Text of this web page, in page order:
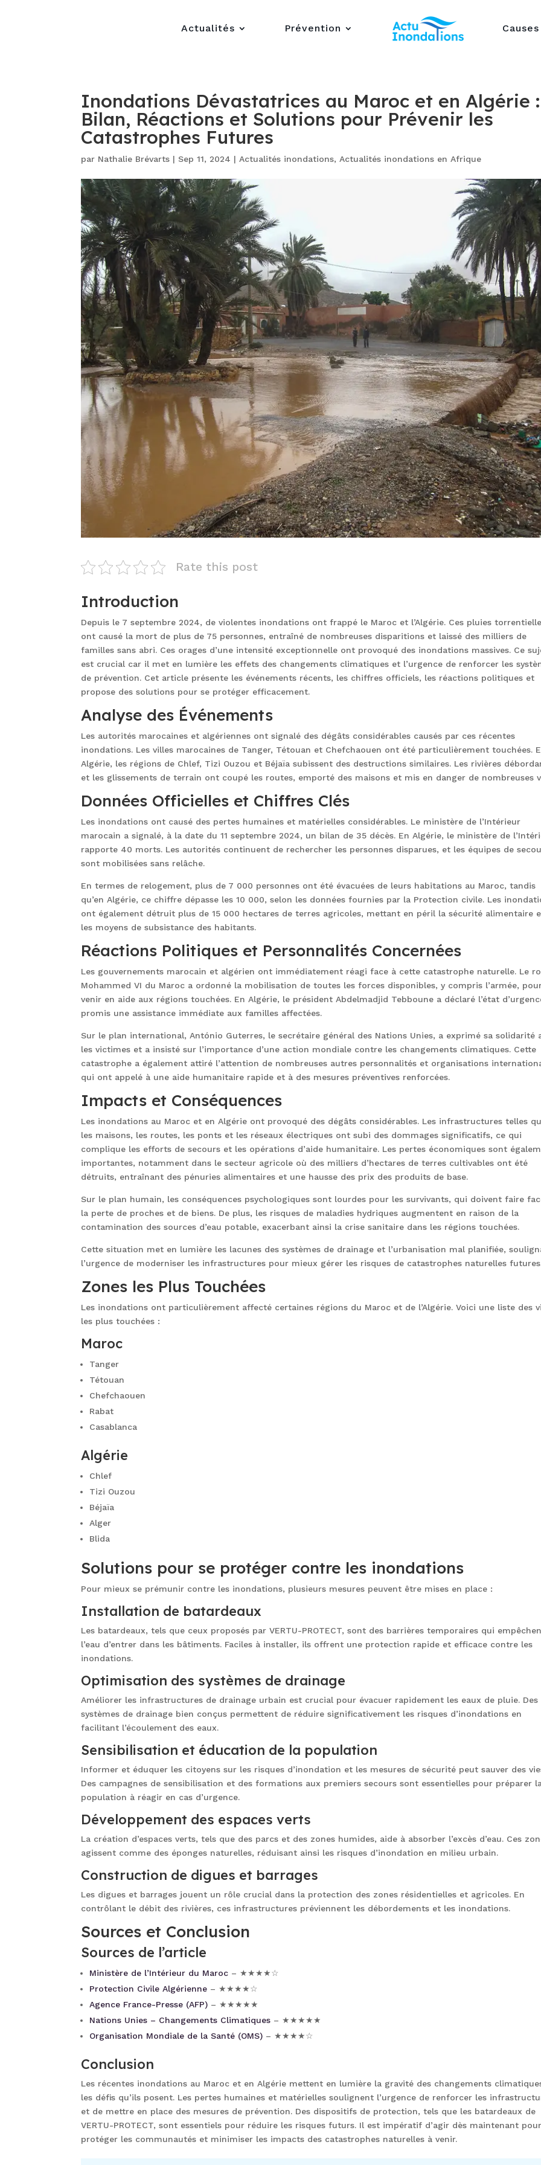
Actualités Prévention Causes
Inondations Dévastatrices au Maroc et en Algérie :
Bilan, Réactions et Solutions pour Prévenir les
Catastrophes Futures
par Nathalie Brévarts |Sep 11, 2024 | Actualités inondations, Actualités inondations en Afrique
Rate this post
Introduction
Depuis le 7 septembre 2024, de violentes inondations ont frappé le Maroc et l’Algérie. Ces pluies
ont causé la mort de plus de 75 personnes, entraîné de nombreuses disparitions et laissé des milliers de
familles sans abri. Ces orages d’une intensité exceptionnelle ont provoqué des inondations massives. Ce
est crucial car il met en lumière les effets des changements climatiques et l’urgence de renforcer les
de prévention. Cet article présente les événements récents, les chiffres officiels, les réactions politiques et
propose des solutions pour se protéger efficacement.
Analyse des Événements
Les autorités marocaines et algériennes ont signalé des dégâts considérables causés par ces récentes
inondations. Les villes marocaines de Tanger, Tétouan et Chefchaouen ont été particulièrement touchées.
Algérie, les régions de Chlef, Tizi Ouzou et Béjaïa subissent des destructions similaires. Les rivières
et les glissements de terrain ont coupé les routes, emporté des maisons et mis en danger de nombreuses
Données Officielles et Chiffres Clés
Les inondations ont causé des pertes humaines et matérielles considérables. Le ministère de l’Intérieur
marocain a signalé, à la date du 11 septembre 2024, un bilan de 35 décès. En Algérie, le ministère de
rapporte 40 morts. Les autorités continuent de rechercher les personnes disparues, et les équipes de
sont mobilisées sans relâche.
En termes de relogement, plus de 7 000 personnes ont été évacuées de leurs habitations au Maroc, tandis
qu’en Algérie, ce chiffre dépasse les 10 000, selon les données fournies par la Protection civile. Les
ont également détruit plus de 15 000 hectares de terres agricoles, mettant en péril la sécurité alimentaire
les moyens de subsistance des habitants.
Réactions Politiques et Personnalités Concernées
Les gouvernements marocain et algérien ont immédiatement réagi face à cette catastrophe naturelle. Le
Mohammed VI du Maroc a ordonné la mobilisation de toutes les forces disponibles, y compris l’armée,
venir en aide aux régions touchées. En Algérie, le président Abdelmadjid Tebboune a déclaré l’état
promis une assistance immédiate aux familles affectées.
Sur le plan international, António Guterres, le secrétaire général des Nations Unies, a exprimé sa solidarité
les victimes et a insisté sur l’importance d’une action mondiale contre les changements climatiques. Cette
catastrophe a également attiré l’attention de nombreuses autres personnalités et organisations
qui ont appelé à une aide humanitaire rapide et à des mesures préventives renforcées.
Impacts et Conséquences
Les inondations au Maroc et en Algérie ont provoqué des dégâts considérables. Les infrastructures telles
les maisons, les routes, les ponts et les réseaux électriques ont subi des dommages significatifs, ce qui
complique les efforts de secours et les opérations d’aide humanitaire. Les pertes économiques sont
importantes, notamment dans le secteur agricole où des milliers d’hectares de terres cultivables ont été
détruits, entraînant des pénuries alimentaires et une hausse des prix des produits de base.
Sur le plan humain, les conséquences psychologiques sont lourdes pour les survivants, qui doivent faire
la perte de proches et de biens. De plus, les risques de maladies hydriques augmentent en raison de la
contamination des sources d’eau potable, exacerbant ainsi la crise sanitaire dans les régions touchées.
Cette situation met en lumière les lacunes des systèmes de drainage et l’urbanisation mal planifiée,
l’urgence de moderniser les infrastructures pour mieux gérer les risques de catastrophes naturelles
Zones les Plus Touchées
Les inondations ont particulièrement affecté certaines régions du Maroc et de l’Algérie. Voici une liste des
les plus touchées :
Maroc
Tanger
Tétouan
Chefchaouen
Rabat
Casablanca
Algérie
Chlef
Tizi Ouzou
Béjaïa
Alger
Blida
Solutions pour se protéger contre les inondations
Pour mieux se prémunir contre les inondations, plusieurs mesures peuvent être mises en place :
Installation de batardeaux
Les batardeaux, tels que ceux proposés par VERTU-PROTECT, sont des barrières temporaires qui
l’eau d’entrer dans les bâtiments. Faciles à installer, ils offrent une protection rapide et efficace contre les
inondations.
Optimisation des systèmes de drainage
Améliorer les infrastructures de drainage urbain est crucial pour évacuer rapidement les eaux de pluie. Des
systèmes de drainage bien conçus permettent de réduire significativement les risques d’inondations en
facilitant l’écoulement des eaux.
Sensibilisation et éducation de la population
Informer et éduquer les citoyens sur les risques d’inondation et les mesures de sécurité peut sauver des
Des campagnes de sensibilisation et des formations aux premiers secours sont essentielles pour préparer
population à réagir en cas d’urgence.
Développement des espaces verts
La création d’espaces verts, tels que des parcs et des zones humides, aide à absorber l’excès d’eau. Ces
agissent comme des éponges naturelles, réduisant ainsi les risques d’inondation en milieu urbain.
Construction de digues et barrages
Les digues et barrages jouent un rôle crucial dans la protection des zones résidentielles et agricoles. En
contrôlant le débit des rivières, ces infrastructures préviennent les débordements et les inondations.
Sources et Conclusion
Sources de l’article
Ministère de l’Intérieur du Maroc – ★★★★☆
Protection Civile Algérienne – ★★★★☆
Agence France-Presse (AFP) – ★★★★★
Nations Unies – Changements Climatiques – ★★★★★
Organisation Mondiale de la Santé (OMS) – ★★★★☆
Conclusion
Les récentes inondations au Maroc et en Algérie mettent en lumière la gravité des changements
les défis qu’ils posent. Les pertes humaines et matérielles soulignent l’urgence de renforcer les
et de mettre en place des mesures de prévention. Des dispositifs de protection, tels que les batardeaux de
VERTU-PROTECT, sont essentiels pour réduire les risques futurs. Il est impératif d’agir dès maintenant pour
protéger les communautés et minimiser les impacts des catastrophes naturelles à venir.